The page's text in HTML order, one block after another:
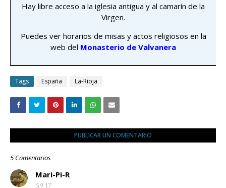
Hay libre acceso a la iglesia antigua y al camarín de la
Virgen.
Puedes ver horarios de misas y actos religiosos en la
web del Monasterio de Valvanera
Tags España La-Rioja
PUBLICAR UN COMENTARIO
5 Comentarios
Mari-Pi-R
5.9.17